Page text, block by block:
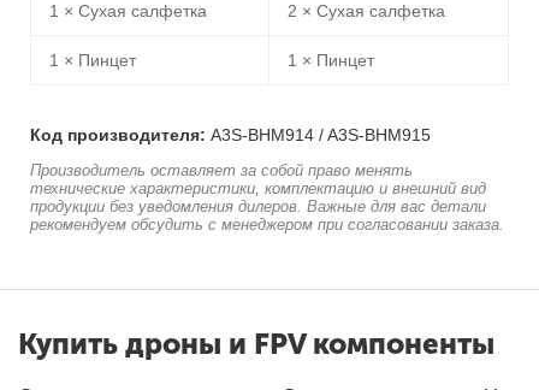
1 × Сухая салфетка 2 × Сухая салфетка
1 × Пинцет 1 × Пинцет
Код производителя: A3S-BHM914 / A3S-BHM915
Производитель оставляет за собой право менять
технические характеристики, комплектацию и внешний вид
продукции без уведомления дилеров. Важные для вас детали
рекомендуем обсудить с менеджером при согласовании заказа.
Купить дроны и FPV компоненты